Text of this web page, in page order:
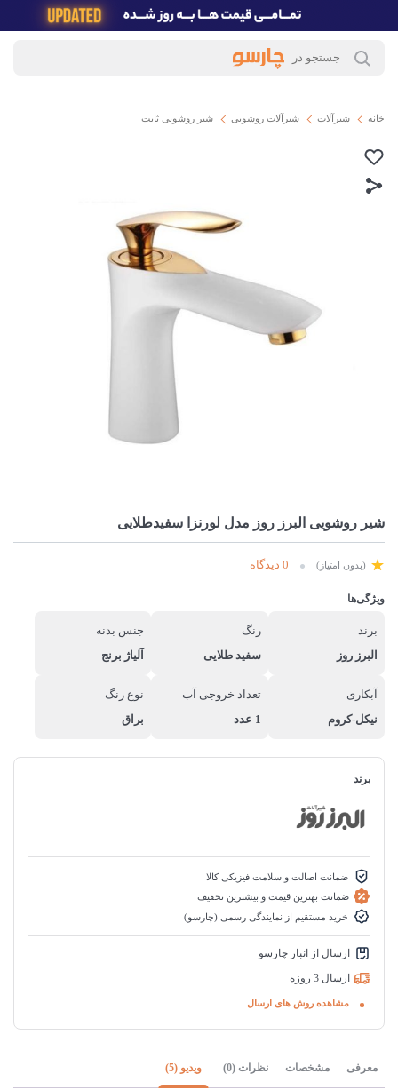
خانه شیرآلات شیرآلات روشویی شیر روشویی ثابت
شیر روشویی البرز روز مدل لورنزا سفیدطلایی
(بدون امتیاز) 0 دیدگاه
ویژگی‌ها
برند
البرز روز
رنگ
سفید طلایی
جنس بدنه
آلیاژ برنج
آبکاری
نیکل-کروم
تعداد خروجی آب
1 عدد
نوع رنگ
براق
برند
ضمانت اصالت و سلامت فیزیکی کالا
ضمانت بهترین قیمت و بیشترین تخفیف
خرید مستقیم از نمایندگی رسمی (چارسو)
ارسال از انبار چارسو
ارسال 3 روزه
مشاهده روش های ارسال
معرفی مشخصات نظرات (0) ویدیو (5)